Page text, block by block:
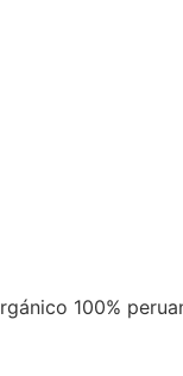
100%